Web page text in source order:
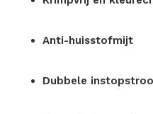
Anti-huisstofmijt
Dubbele